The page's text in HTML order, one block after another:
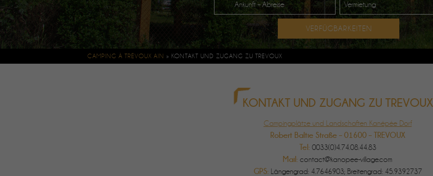
Ankunft – Abreise
CAMPING À TRÉVOUX AIN » KONTAKT UND ZUGANG ZU TREVOUX
KONTAKT UND ZUGANG ZU TREVOUX
Campingplätze und Landschaften Kanépée Dorf
Robert Baltie Straße – 01600 – TREVOUX
Tel: 0033(0)4.74.08.44.83
Mail: contact@kanopee-village.com
GPS: Längengrad: 4.7646903; Breitengrad: 45.9392737